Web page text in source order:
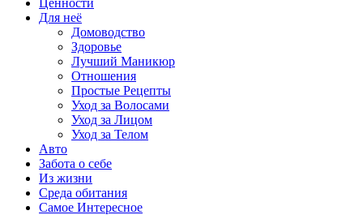
Ценности
Для неё
Домоводство
Здоровье
Лучший Маникюр
Отношения
Простые Рецепты
Уход за Волосами
Уход за Лицом
Уход за Телом
Авто
Забота о себе
Из жизни
Среда обитания
Самое Интересное